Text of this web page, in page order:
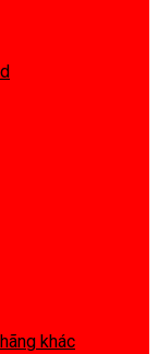
khác